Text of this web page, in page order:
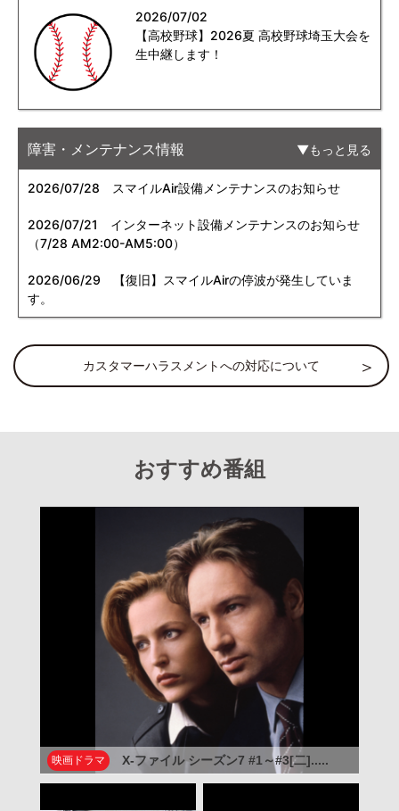
2026/07/02
【高校野球】2026夏 高校野球埼玉大会を
生中継します！
障害・メンテナンス情報 もっと見る
2026/07/28 スマイルAir設備メンテナンスのお知らせ
2026/07/21
インターネット設備メンテナンスのお知らせ
（7/28 AM2:00-AM5:00）
2026/06/29 【復旧】スマイルAirの停波が発生していま
す。
カスタマーハラスメントへの対応について
おすすめ番組